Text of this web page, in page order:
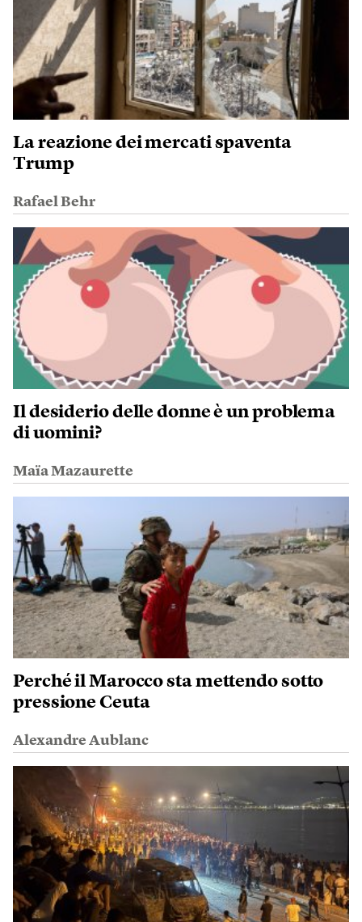
La reazione dei mercati spaventa
Trump
Rafael Behr
Il desiderio delle donne è un problema
di uomini?
Maïa Mazaurette
Perché il Marocco sta mettendo sotto
pressione Ceuta
Alexandre Aublanc